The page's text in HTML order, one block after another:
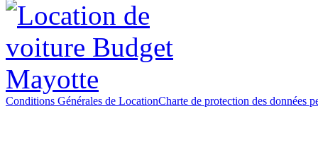
Conditions Générales de LocationCharte de protection des données